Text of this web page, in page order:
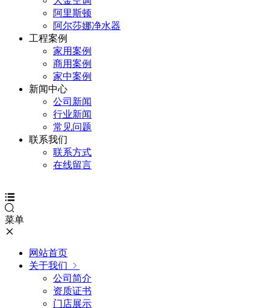
阿里斯顿
阿尔莎娜净水器
工程案例
家用案例
商用案例
家中案例
新闻中心
公司新闻
行业新闻
常见问题
联系我们
联系方式
在线留言
菜单
网站首页
关于我们
公司简介
资质证书
门店展示